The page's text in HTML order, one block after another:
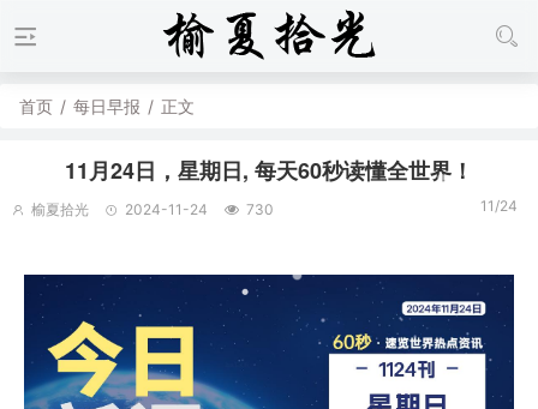
首页 / 每日早报 / 正文
11月24日，星期日, 每天60秒读懂全世界！
榆夏拾光 2024-11-24 730 11/24